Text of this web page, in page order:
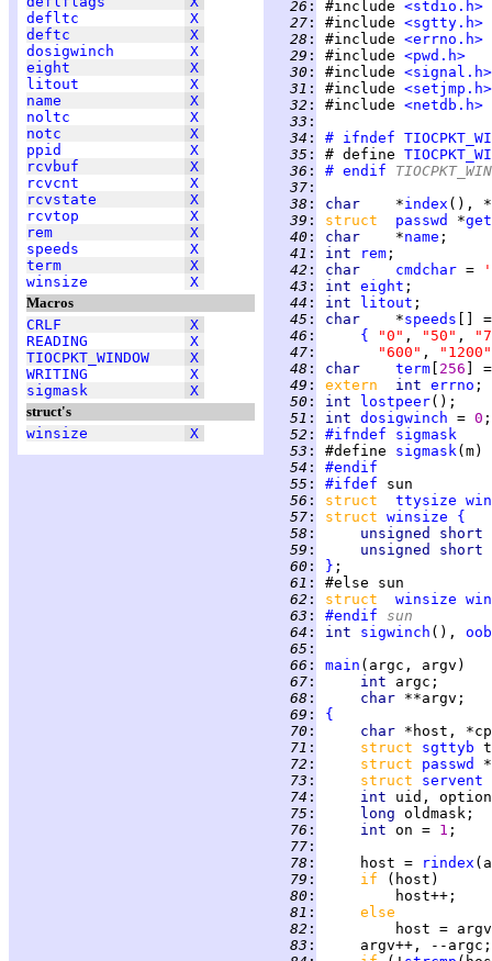
defltc
X
deftc
X
dosigwinch
X
eight
X
litout
X
name
X
noltc
X
notc
X
ppid
X
rcvbuf
X
rcvcnt
X
rcvstate
X
rcvtop
X
rem
X
speeds
X
term
X
winsize
X
Macros
CRLF
X
READING
X
TIOCPKT_WINDOW
X
WRITING
X
sigmask
X
struct's
winsize
X
  26
: #include <stdio.h>
  27
: #include <sgtty.h>
  28
: #include <errno.h>
  29
: #include <pwd.h>
  30
: #include <signal.h>
  31
: #include <setjmp.h>
  32
: #include <netdb.h>
  33
:
  34
: # ifndef
  35
: # define
  36
: # endif
  37
:
  38
: char *index (), *
  39
: struct passwd *
  40
: char *name
  41
: int rem
  42
: char cmdchar =
  43
: int eight
  44
: int litout
  45
: char *speeds
  46
: { "0" , "50" ,
  47
: "600" ,
"1200"
  48
: char term 256 ]
  49
: extern int errno
  50
: int lostpeer
  51
: int dosigwinch = 0
  52
: #ifndef
sigmask
  53
: #define sigmask
  54
:
#endif
  55
: #ifdef
  56
: struct ttysize
  57
: struct winsize
{
  58
:
unsigned short
  59
:
unsigned short
  60
: }
  61
:
  62
: struct winsize
  63
: #endif sun
  64
: int sigwinch (), oob
  65
:
  66
: main
  67
: int
  68
: char
  69
:
{
  70
:
char
  71
: struct sgttyb
  72
: struct passwd
  73
: struct servent
  74
: int uid,
  75
: long
  76
: int on = 1
  77
:
  78
:
     host =
rindex
  79
: if
  80
:
  81
:
else
  82
:
host =
  83
: